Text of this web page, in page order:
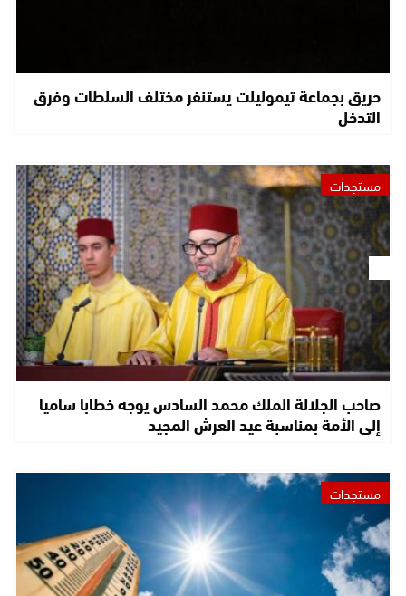
حريق بجماعة تيموليلت يستنفر مختلف السلطات وفرق
التدخل
مستجدات
صاحب الجلالة الملك محمد السادس يوجه خطابا ساميا
إلى الأمة بمناسبة عيد العرش المجيد
مستجدات